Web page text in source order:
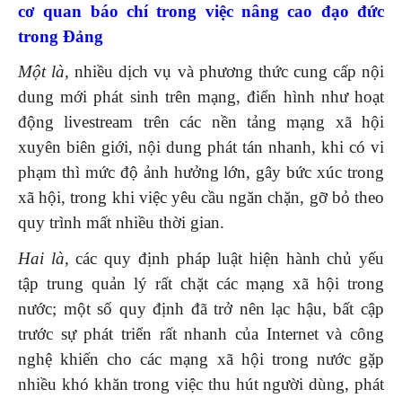
cơ quan báo chí trong việc nâng cao đạo đức
trong Đảng
Một là, nhiều dịch vụ và phương thức cung cấp nội
dung mới phát sinh trên mạng, điển hình như hoạt
động livestream trên các nền tảng mạng xã hội
xuyên biên giới, nội dung phát tán nhanh, khi có vi
phạm thì mức độ ảnh hưởng lớn, gây bức xúc trong
xã hội, trong khi việc yêu cầu ngăn chặn, gỡ bỏ theo
quy trình mất nhiều thời gian.
Hai là, các quy định pháp luật hiện hành chủ yếu
tập trung quản lý rất chặt các mạng xã hội trong
nước; một số quy định đã trở nên lạc hậu, bất cập
trước sự phát triển rất nhanh của Internet và công
nghệ khiến cho các mạng xã hội trong nước gặp
nhiều khó khăn trong việc thu hút người dùng, phát